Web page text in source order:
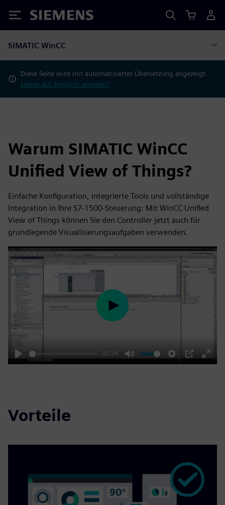
Siemens
SIMATIC WinCC
Diese Seite wird mit automatisierter Übersetzung angezeigt.
Lieber auf Englisch ansehen?
Warum SIMATIC WinCC
Unified View of Things?
Einfache Konfiguration, integrierte Tools und vollständige
Integration in Ihre S7-1500-Steuerung: Mit WinCC Unified
View of Things können Sie den Controller jetzt auch für
grundlegende Visualisierungsaufgaben verwenden.
Play
02:24
Mute Settings
PIP
Enter
Play
Vorteile